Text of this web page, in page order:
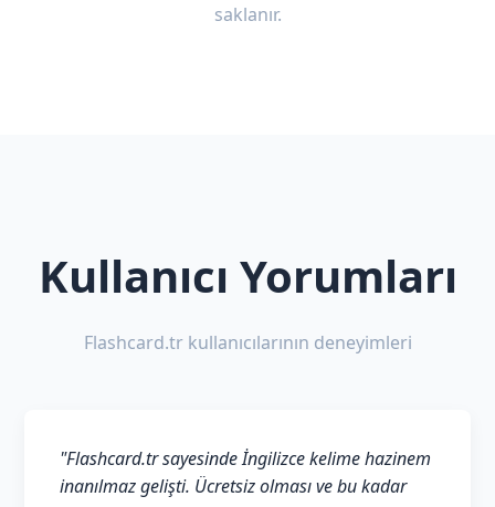
saklanır.
Kullanıcı Yorumları
Flashcard.tr kullanıcılarının deneyimleri
"Flashcard.tr sayesinde İngilizce kelime hazinem
inanılmaz gelişti. Ücretsiz olması ve bu kadar